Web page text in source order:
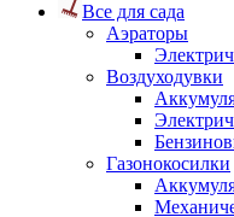
Все для сада
Аэраторы
Воздуходувки
Газонокосилки